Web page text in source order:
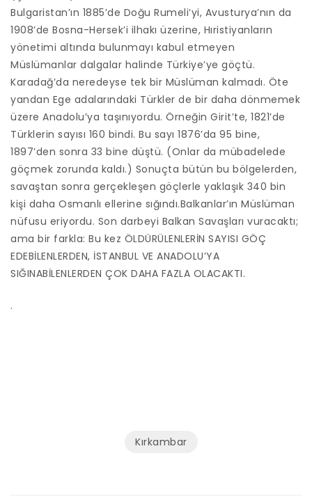
Bulgaristan’ın 1885’de Doğu Rumeli’yi, Avusturya’nın da
1908’de Bosna-Hersek’i ilhakı üzerine, Hıristiyanların
yönetimi altında bulunmayı kabul etmeyen
Müslümanlar dalgalar halinde Türkiye’ye göçtü.
Karadağ’da neredeyse tek bir Müslüman kalmadı. Öte
yandan Ege adalarındaki Türkler de bir daha dönmemek
üzere Anadolu’ya taşınıyordu. Örneğin Girit’te, 1821’de
Türklerin sayısı 160 bindi. Bu sayı 1876’da 95 bine,
1897’den sonra 33 bine düştü. (Onlar da mübadelede
göçmek zorunda kaldı.) Sonuçta bütün bu bölgelerden,
savaştan sonra gerçekleşen göçlerle yaklaşık 340 bin
kişi daha Osmanlı ellerine sığındı.Balkanlar’ın Müslüman
nüfusu eriyordu. Son darbeyi Balkan Savaşları vuracaktı;
ama bir farkla: Bu kez ÖLDÜRÜLENLERİN SAYISI GÖÇ
EDEBİLENLERDEN, İSTANBUL VE ANADOLU’YA
SIĞINABİLENLERDEN ÇOK DAHA FAZLA OLACAKTI.
.
Kırkambar